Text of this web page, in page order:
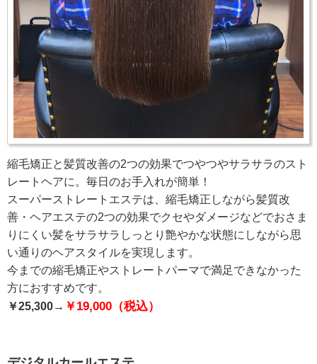
縮毛矯正と髪質改善の2つの効果でつやつやサラサラのスト
レートヘアに。毎日のお手入れが簡単！
スーパーストレートエステは、縮毛矯正しながら髪質改
善・ヘアエステの2つの効果でクセやダメージなどでおさま
りにくい髪をサラサラしっとり艶やかな状態にしながら思
い通りのヘアスタイルを実現します。
今までの縮毛矯正やストレートパーマで満足できなかった
方におすすめです。
￥25,300→ ￥19,000（税込）